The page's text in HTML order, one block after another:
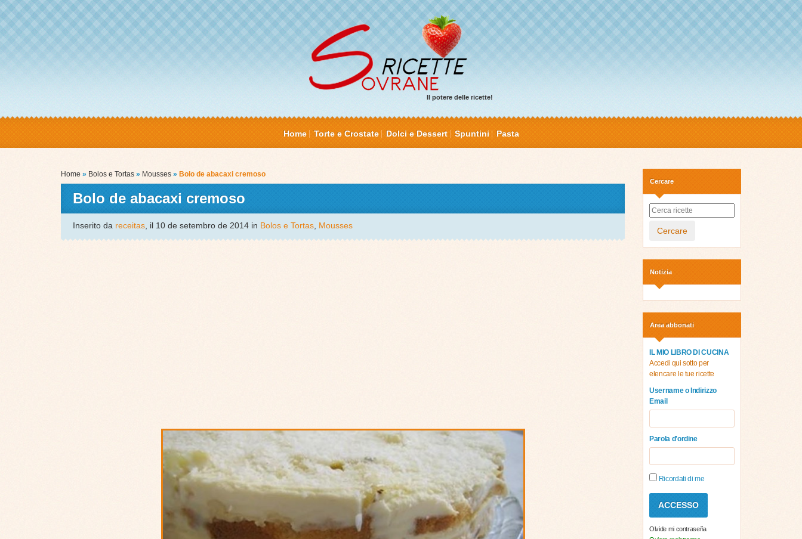
Il potere delle ricette!
Home Torte e Crostate Dolci e Dessert Spuntini Pasta
Home » Bolos e Tortas » Mousses » Bolo de abacaxi cremoso
Bolo de abacaxi cremoso
Inserito da receitas , il 10 de setembro de 2014 in Bolos e Tortas Mousses
Cercare
Cercare
Notizia
Area abbonati
IL MIO LIBRO DI CUCINA
Accedi qui sotto per
elencare le tue ricette
Username o Indirizzo
Email
Parola d'ordine
Ricordati di me
Olvide mi contraseña